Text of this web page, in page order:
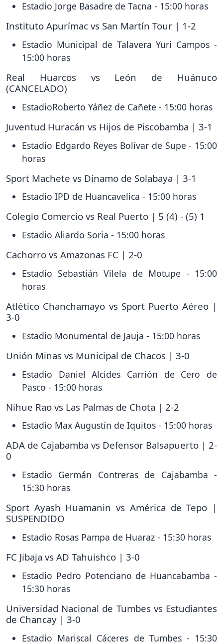
Estadio Jorge Basadre de Tacna - 15:00 horas
Instituto Apurímac vs San Martín Tour | 1-2
Estadio Municipal de Talavera Yuri Campos -
15:00 horas
Real Huarcos vs León de Huánuco
(CANCELADO)
EstadioRoberto Yáñez de Cañete - 15:00 horas
Juventud Huracán vs Hijos de Piscobamba | 3-1
Estadio Edgardo Reyes Bolívar de Supe - 15:00
horas
Sport Machete vs Dínamo de Solabaya | 3-1
Estadio IPD de Huancavelica - 15:00 horas
Colegio Comercio vs Real Puerto | 5 (4) - (5) 1
Estadio Aliardo Soria - 15:00 horas
Cachorro vs Amazonas FC | 2-0
Estadio Sebastián Vilela de Motupe - 15:00
horas
Atlético Chanchamayo vs Sport Puerto Aéreo |
3-0
Estadio Monumental de Jauja - 15:00 horas
Unión Minas vs Municipal de Chacos | 3-0
Estadio Daniel Alcides Carrión de Cero de
Pasco - 15:00 horas
Nihue Rao vs Las Palmas de Chota | 2-2
Estadio Max Augustín de Iquitos - 15:00 horas
ADA de Cajabamba vs Defensor Balsapuerto | 2-
0
Estadio Germán Contreras de Cajabamba -
15:30 horas
Sport Ayash Huamanin vs América de Tepo |
SUSPENDIDO
Estadio Rosas Pampa de Huaraz - 15:30 horas
FC Jibaja vs AD Tahuishco | 3-0
Estadio Pedro Potenciano de Huancabamba -
15:30 horas
Universidad Nacional de Tumbes vs Estudiantes
de Chancay | 3-0
Estadio Mariscal Cáceres de Tumbes - 15:30